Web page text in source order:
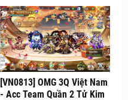
[VN0813] OMG 3Q Việt Nam
- Acc Team Quần 2 Tử Kim